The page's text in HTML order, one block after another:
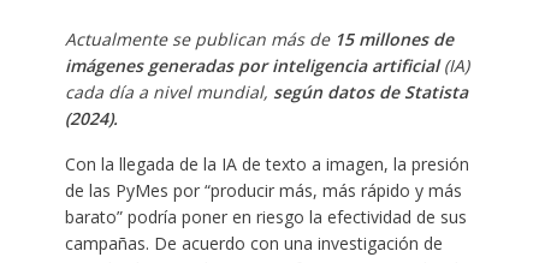
Actualmente se publican más de15 millones de
imágenes generadas por inteligencia artificial(IA)
cada día a nivel mundial, según datos de Statista
(2024).
Con la llegada de la IA de texto a imagen, la presión
de las PyMes por “producir más, más rápido y más
barato” podría poner en riesgo la efectividad de sus
campañas. De acuerdo con una investigación de ​